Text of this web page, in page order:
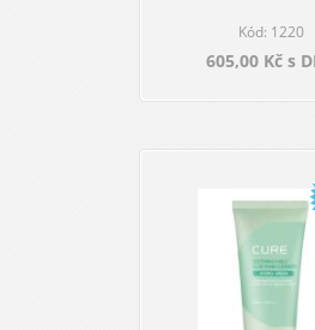
Kód: 1220
605,00 Kč s